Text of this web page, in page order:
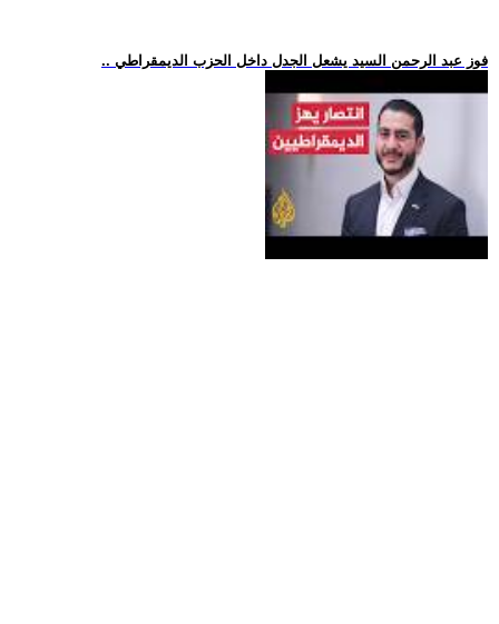
.. فوز عبد الرحمن السيد يشعل الجدل داخل الحزب الديمقراطي